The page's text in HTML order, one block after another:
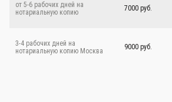
от 5-6 рабочих дней на
нотариальную копию
7000 руб.
3-4 рабочих дней на
нотариальную копию Москва
9000 руб.